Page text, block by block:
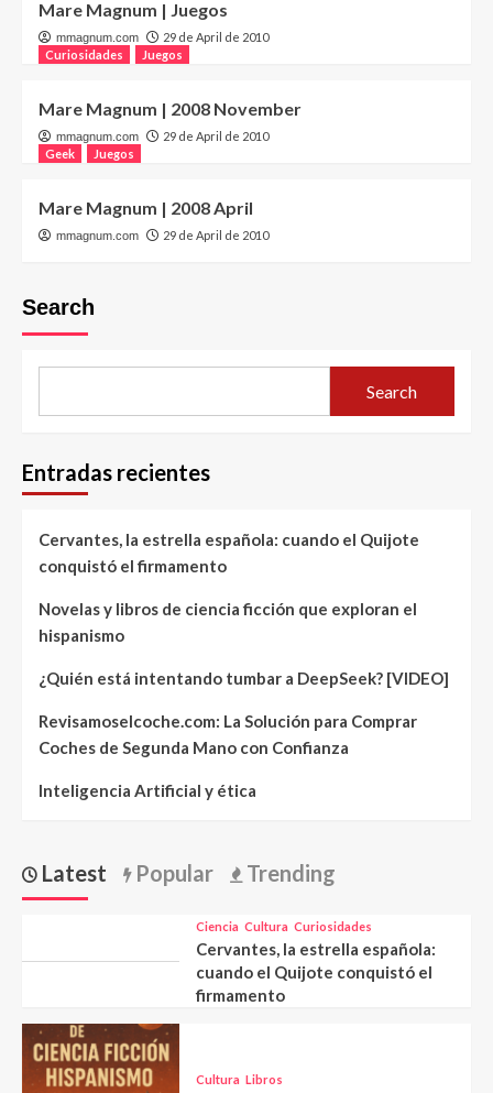
Mare Magnum | Juegos
mmagnum.com
29 de April de 2010
Curiosidades
Juegos
Mare Magnum | 2008 November
mmagnum.com
29 de April de 2010
Geek
Juegos
Mare Magnum | 2008 April
mmagnum.com 29 de April de 2010
Search
Search
Entradas recientes
Cervantes, la estrella española: cuando el Quijote
conquistó el firmamento
Novelas y libros de ciencia ficción que exploran el
hispanismo
¿Quién está intentando tumbar a DeepSeek? [VIDEO]
Revisamoselcoche.com: La Solución para Comprar
Coches de Segunda Mano con Confianza
Inteligencia Artificial y ética
Latest Popular Trending
Ciencia Cultura Curiosidades
Cervantes, la estrella española:
cuando el Quijote conquistó el
firmamento
Cultura Libros